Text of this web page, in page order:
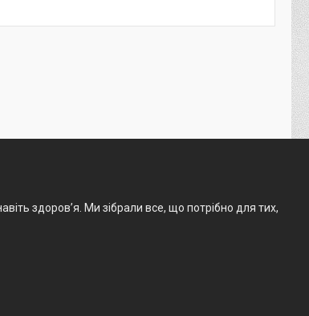
здоров’я. Ми зібрали все, що потрібно для тих,